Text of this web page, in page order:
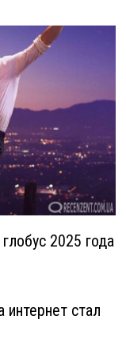
2025 года
интернет стал